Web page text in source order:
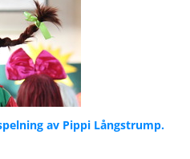
av Pippi Långstrump.